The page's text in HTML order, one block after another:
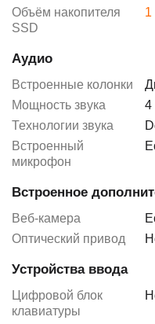
Объём накопителя
SSD
1
Аудио
Встроенные колонки
Мощность звука
4
Технологии звука
Встроенный
микрофон
Встроенное
Веб-камера
Оптический привод
Устройства ввода
Цифровой блок
клавиатуры